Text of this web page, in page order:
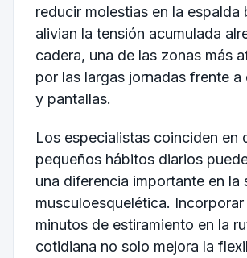
reducir molestias en la espalda
alivian la tensión acumulada
cadera, una de las zonas más
por las largas jornadas frente a
y pantallas.
Los especialistas coinciden en
pequeños hábitos diarios
una diferencia importante en la
musculoesquelética. Incorporar
minutos de estiramiento en la
cotidiana no solo mejora la